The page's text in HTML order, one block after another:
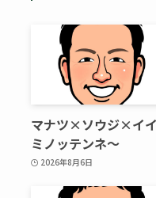
マナツ×ソウジ×イ
ミノッテンネ～
2026年8月6日